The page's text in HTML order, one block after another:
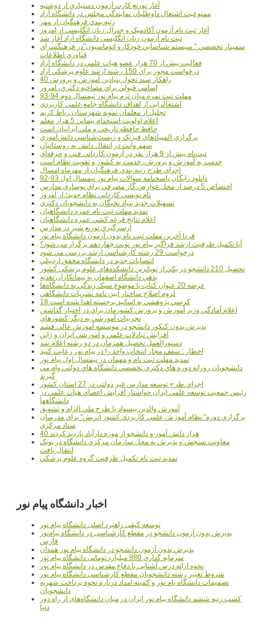
آغاز توزيع کارت آزمون دستياري از دوشنبه
ممنوعيت اشتغال داوطلبان نمايندگي مجلس در دانشگاه آزاد
رتبه بندي فرهنگيان از مهر
آغاز ثبت نام آزمون آکادميک و جنرال زبان انگليسي از امروز
ثبت نام آزمون زبان انگليسي دانشگاه آزاد آغاز شد
سمينار تخصصي " سيستم شناسايي خودکارو اتوماسيون"در فرهنگسراي
فناوري اطلاعات
فعاليت بيش از 70 هزار عضو هيات علمي در دانشگاه آزاد
درخواست مجوز براي 150 رشته ارشد علوم پزشکي آزاد
40 راهکار سند تحول بنيادين آموزش و پرورش
اسامي قبولي براي مصاحبه دکتري، امروز
مهلت ثبت نمره میان ترم پیام نور نیمسال دوم 94-93
اشتغالزايي از اهداف دانشگاه جامع علمي کاربردي
تجليل از معلمان نمونه شهرستان رباط کريم
اعلام اولويت استخدام پيماني 5 هزار معلم
حافظ حافظه تاريخي و ملي ايرانيان است
برگزاري المپيادهاي فيزيک و زيست‌شناسي دانش‌آموزي
سهم وانت در انتقال دانش به روستائيان
ثبت‌نام بيش از 9 هزار نفر در آزمون کارداني فني و حرفه‌اي
خدمت به آموزش و پرورش، خدمت به کشور و تقويت نظام است
اجراي طرح رتبه بندي فرهنگيان از مهرماه امسال
دانلود رایگان پاسخنامه سوالات پیام نور نیمسال اول 93-92
اختصاص 5 درصد از محل عوارض گاز مصرفي براي نوسازي مدارس
نام نويسي کارداني نظام جديد؛ از امروز
تسهيلات جديد بنياد نخبگان به دانشجويان دکتري
تمديد مهلت ثبت نام عمره دانشگاهيان
اعلام نتايج قرعه کشي عمره دانشگاهيان
ازسرگيري توزيع شير در مدارس
فردا آخرین مهلت ثبت نام بدون آزمون دانشگاه پیام نور
آیا تکمیل ظرفیت ارشد فراگیر پیام نور نوبت چهاردهم برگزار می شود؟
درخواست 29 رشته کارشناسي ارشد بررسي مي شود
انتصابات جديد در دانشگاه محقق اردبيلي
تحصيل 210 دانشجو در يکي از نوپاترين دانشکده‌هاي علوم پزشکي کشور
بدهي دانشگاه اصفهان به پيمانکاران تغذيه
عرضه 20 عنوان کتاب با موضوع سبک زندگي به دانشگاه‌ها
لزوم اصلاح ساختار آيين نامه نشريات دانشگاهي
18 کرسي پژوهشي به اساتيد برجسته اهدا شده است
اعلام آمادگي وزير آموزش و پرورش کشورمان براي در اختيار گذاشتن
تجربيات آموزشي به ديگر کشورهاي
پذيرش بدون کنکور دانشجو در موسسه آموزش عالي قشم
افزايش تبادلات علمي و آموزشي ايران و ژاپن
دستورالعمل تحصیل همزمان در دو رشته اعلام شد
اخطار : سقف مجاز انتخاب واحد را در پیام نور رعایت کنید
تمدید مهلت ثبت نام و مهمان در نیمسال اول پیام نور
دانشجويان روزانه دوره هاي دكتري تخصصي دانشگاه هاي دولتي وام مي
گيرند
اجراي طرح توسعه مدارس غير دولتي در 27 استان کشور
رئيس جمعيت توسعه علمي ايران خواستار افزايش اعضاي هيات علمي در
دانشگاهها
آموزش والدين بيسواد با طرح ملي الزام و تشويق
برگزاري دوره" نظام آموزش علمي كاربردي كشور اتريش" براي مدرسان
ستاد مرکزي
40 هزار دانش آموز و دانشجو از موزه دارآباد بازديد کردند
معاونت سنجش و پذيرش به محل سازمان مرکزي دانشگاه در پونک
انتقال يافت
تمديد ثبت نام تکميل ظرفيت گروه علوم پزشکي
اخبار دانشگاه پیام نور
توسعه کیفی راهبرد اصلی دانشگاه پیام نور
پذیرش بدون آزمون دانشجو در مقطع کارشناسی در دانشگاه پیام‌نور
فارس
پذیرش بدون آزمون دانشجو در دانشگاه پیام نور همدان
سرمایه گذاری 980 میلیارد تومانی دانشگاه پیام نور
نحوه ارائه درس آشنایی با دفاع مقدس در دانشگاه پیام نور
شروط تغییر رشته دانشجویان مقطع کارشناسی دانشگاه پیام نور
تصمیمات دانشگاه یام نور و کمیته امداد درباره نحوه پرداخت شهریه
دانشجویان
کسب رتبه ششم دانشگاه پیام نور ایران در میان دانشگاه‌های از راه دور
دنیا